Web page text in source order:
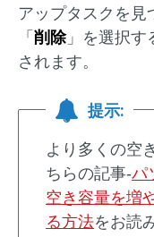
アップタスクを見
「削除」を選択す
されます。
提示:
より多くの空
ちらの記事‐パ
空き容量を増
る方法をお読